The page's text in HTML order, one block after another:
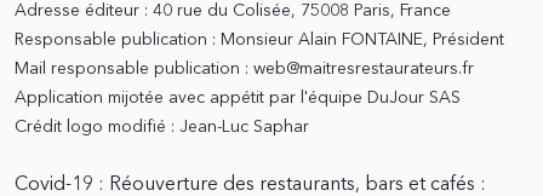
Adresse éditeur : 40 rue du Colisée, 75008 Paris, France
Responsable publication : Monsieur Alain FONTAINE, Président
Mail responsable publication : web@maitresrestaurateurs.fr
Application mijotée avec appétit par l'équipe DuJour SAS
Crédit logo modifié : Jean-Luc Saphar
Covid-19 : Réouverture des restaurants, bars et cafés :